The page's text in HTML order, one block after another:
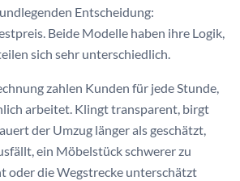
Entscheidung:
Beide Modelle haben ihre Logik,
sich sehr unterschiedlich.
zahlen Kunden für jede Stunde,
arbeitet. Klingt transparent, birgt
der Umzug länger als geschätzt,
ein Möbelstück schwerer zu
oder die Wegstrecke unterschätzt